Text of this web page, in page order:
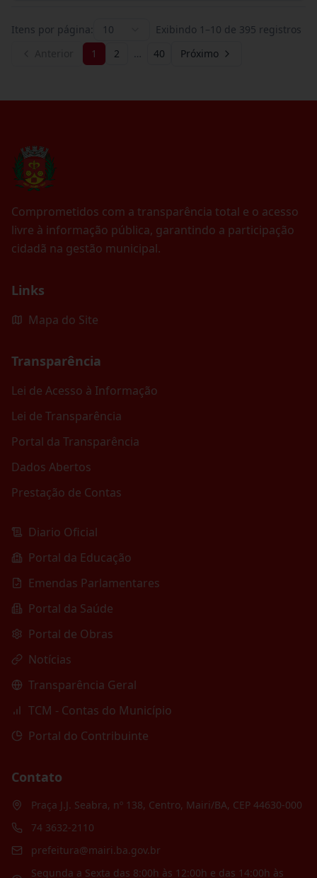
Itens por página: 10 Exibindo 1 –10 de 395 registros
1 2 … 40 Próximo
Comprometidos com a transparência total e o acesso
livre à informação pública, garantindo a participação
cidadã na gestão municipal.
Links
Mapa do Site
Transparência
Lei de Acesso à Informação
Lei de Transparência
Portal da Transparência
Dados Abertos
Prestação de Contas
Diario Oficial
Portal da Educação
Emendas Parlamentares
Portal da Saúde
Portal de Obras
Notícias
Transparência Geral
TCM - Contas do Município
Portal do Contribuinte
Contato
Praça J.J. Seabra, nº 138, Centro, Mairi/BA, CEP 44630-000
74 3632-2110
prefeitura@mairi.ba.gov.br
Segunda a Sexta das 8:00h às 12:00h e das 14:00h às